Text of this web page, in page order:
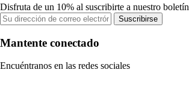
Disfruta de un 10% al suscribirte a nuestro boletín
Suscribirse
Mantente conectado
Encuéntranos en las redes sociales